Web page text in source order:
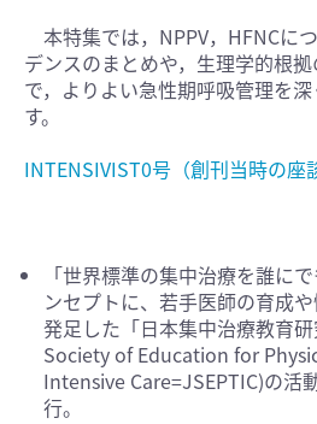
本特集では，NPPV，HFNCに
デンスのまとめや，生理学的根
で，よりよい急性期呼吸管理を
す。
INTENSIVIST0号（創刊当時の座
「世界標準の集中治療を誰に
ンセプトに、若手医師の育成
発足した「日本集中治療教育
Society of Education for
Intensive Care=JSEPTIC)の活
行。